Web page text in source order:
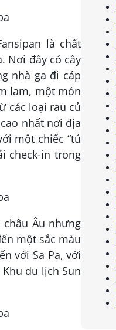
là chất
Nơi đây có cây
nhà ga đi cáp
lam, một món
các loại rau củ
nhất nơi địa
một chiếc “tủ
check-in trong
Âu nhưng
một sắc màu
với Sa Pa, với
du lịch Sun